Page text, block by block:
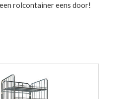
rolcontainer eens door!